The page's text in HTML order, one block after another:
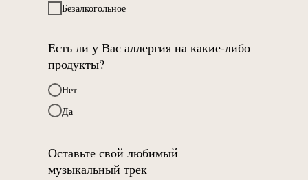
Безалкогольное
Есть ли у Вас аллергия на какие-либо
продукты?
Нет
Да
Оставьте свой любимый
музыкальный трек